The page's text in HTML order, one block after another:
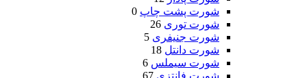
شورت پشت چاپ 0
شورت توری 26
شورت جنیفری 5
شورت دانتل 18
شورت سیملس 6
شورت فانتزی 67